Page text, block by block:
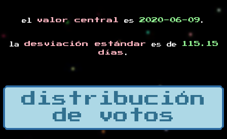
el valor central es 2020-06-09 .
la desviación estándar es de
115.15
días .
distribución
de votos